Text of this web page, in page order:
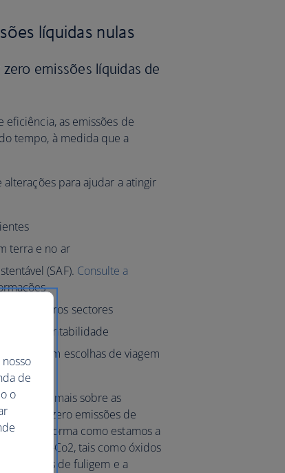
líquidas nulas
emissões líquidas de
as emissões de
tempo, à medida que a
para ajudar a atingir
terra e no ar
(SAF). Consulte a
noutros sectores
na sustentabilidade
de fazerem escolhas de viagem
saber mais sobre as
para zero emissões de
e a forma como estamos a
não-Co2, tais como óxidos
aerossóis de fuligem e a
de
o